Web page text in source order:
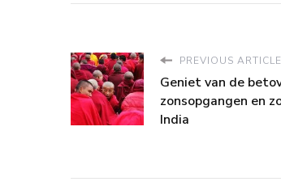
PREVIOUS ARTICLE
Geniet van de
zonsopgangen en
India